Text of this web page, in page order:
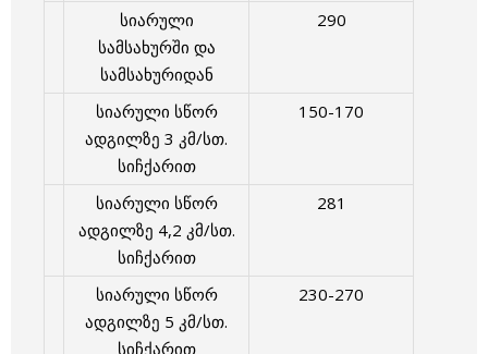
სიარული
სამსახურში და
სამსახურიდან
290
სიარული სწორ
ადგილზე 3 კმ/სთ.
სიჩქარით
150-170
სიარული სწორ
ადგილზე 4,2 კმ/სთ.
სიჩქარით
281
სიარული სწორ
ადგილზე 5 კმ/სთ.
სიჩქარით
230-270